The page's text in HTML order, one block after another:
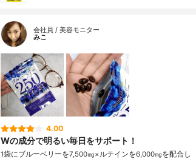
会社員 / 美容モニター
みこ
4.00
Wの成分で明るい毎日をサポート！
1袋にブルーベリーを7,500㎎×ルテインを6,000㎎を配合し